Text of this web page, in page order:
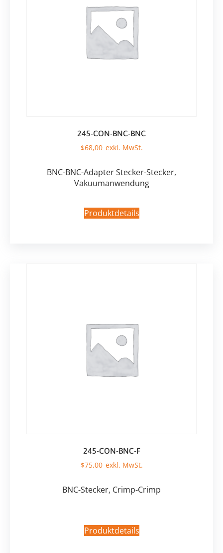
245-CON-BNC-BNC
$68,00
BNC-BNC-Adapter Stecker-Stecker,
Vakuumanwendung
Produktdetails
245-CON-BNC-F
$75,00
BNC-Stecker, Crimp-Crimp
Produktdetails